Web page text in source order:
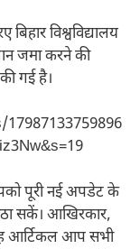
बिहार विश्वविद्यालय
जमा करने की
गई है।
पूरी नई अपडेट के
सकें। आखिरकार,
आर्टिकल आप सभी